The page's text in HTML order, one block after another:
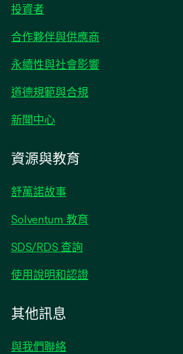
投資者在
標
籤
開
合作夥伴與供應商
永續性與社會影響
道德規範與合規
新聞中心在
標
籤
中
啟
資源與教育
舒萬諾故事
Solventum 教育
SDS/RDS 查詢
使用說明和認證
其他訊息
與我們聯絡